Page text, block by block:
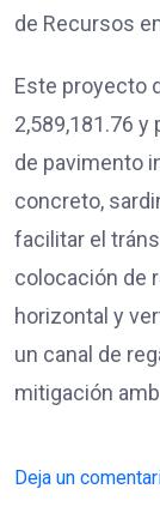
de Recursos
Este proyecto
2,589,181.76
de pavimento
concreto,
facilitar el
colocación de
horizontal y
un canal de
mitigación
Deja un